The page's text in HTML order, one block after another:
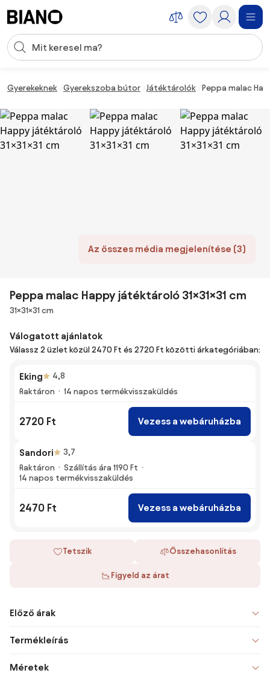
Keresési bevitel
Gyerekeknek Gyerekszoba bútor Játéktárolók Peppa malac
Az összes média megjelenítése (3)
Peppa malac Happy játéktároló 31×31×31 cm
Méretek
31×31×31 cm
Válogatott ajánlatok
Válassz 2 üzlet közül 2470 Ft és 2720 Ft közötti árkategóriában:
Eking
4,8
Raktáron
14 napos termékvisszaküldés
2720 Ft Vezess a webáruházba
Sandori
3,7
Raktáron
Szállítás ára 1190 Ft
14 napos termékvisszaküldés
2470 Ft Vezess a webáruházba
Tetszik Összehasonlítás
Figyeld az árat
Előző árak
Termékleírás
Méretek